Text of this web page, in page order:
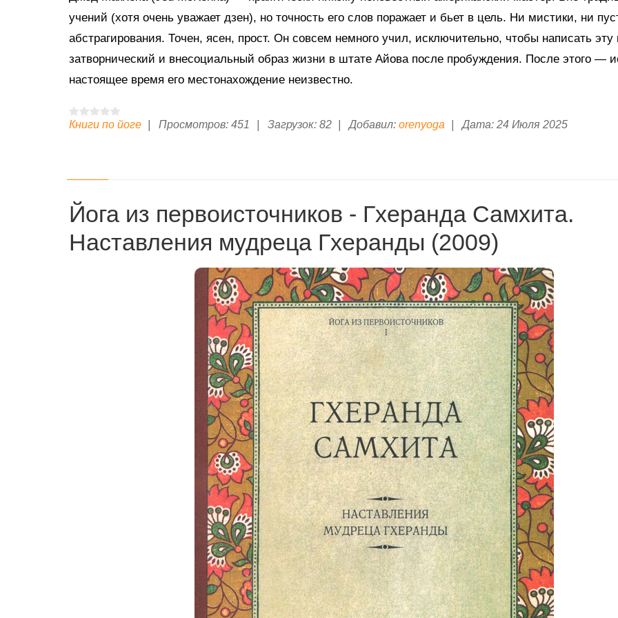
учений (хотя очень уважает дзен), но точность его слов поражает и бьет в цель. Ни мистики, ни
абстрагирования. Точен, ясен, прост. Он совсем немного учил, исключительно, чтобы написать эту
затворнический и внесоциальный образ жизни в штате Айова после пробуждения. После этого —
настоящее время его местонахождение неизвестно.
Книги по йоге Просмотров: 451 Загрузок: 82 Добавил: orenyoga Дата: 24 Июля 2025
Йога из первоисточников - Гхеранда Самхита.
Наставления мудреца Гхеранды (2009)